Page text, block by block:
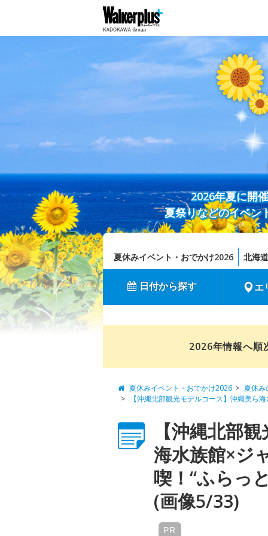
2026年夏に開
夏祭りなどのイベン
夏休みイベント・おでかけ2026 北海道
日付から探す エ
2026年情報へ順
夏休みイベント・おでかけ2026
夏休み
【沖縄北部観光モデルコース】沖縄美ら
【沖縄北部
海水族館×ジ
喫！“ふらっ
(画像5/33)
PR